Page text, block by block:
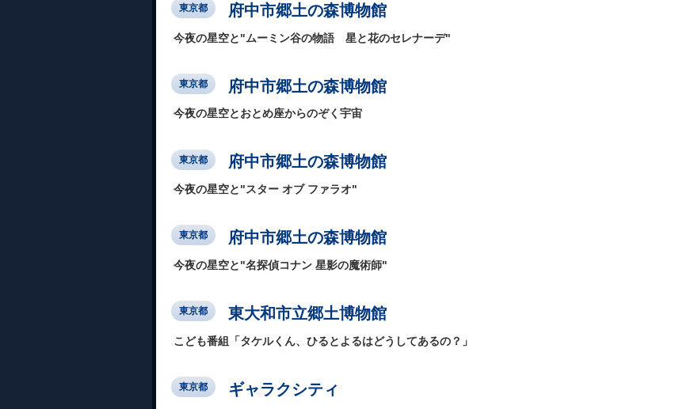
東京都 府中市郷土の森博物館
今夜の星空と"ムーミン谷の物語 星と花のセレナーデ"
東京都 府中市郷土の森博物館
今夜の星空とおとめ座からのぞく宇宙
東京都 府中市郷土の森博物館
今夜の星空と"スター オブ ファラオ"
東京都 府中市郷土の森博物館
今夜の星空と"名探偵コナン 星影の魔術師"
東京都 東大和市立郷土博物館
こども番組「タケルくん、ひるとよるはどうしてあるの？」
東京都 ギャラクシティ